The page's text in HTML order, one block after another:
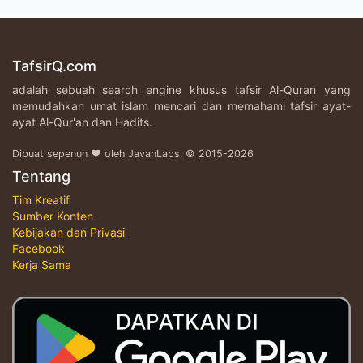
TafsirQ.com
adalah sebuah search engine khusus tafsir Al-Quran yang
memudahkan umat islam mencari dan memahami tafsir ayat-
ayat Al-Qur'an dan Hadits.
Dibuat sepenuh ♥ oleh JavanLabs. © 2015-2026
Tentang
Tim Kreatif
Sumber Konten
Kebijakan dan Privasi
Facebook
Kerja Sama